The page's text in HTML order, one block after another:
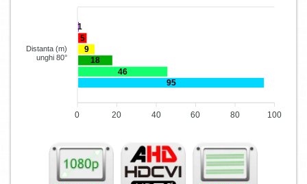
1
5
9
18
46
95
Distanta (m)
unghi 80°
100
80
60
40
20
0